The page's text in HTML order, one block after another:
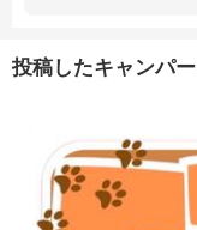
投稿したキャンパー